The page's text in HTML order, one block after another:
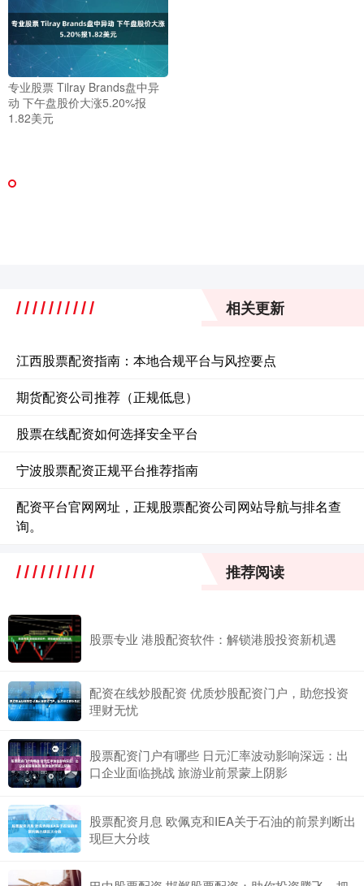
专业股票 Tilray Brands盘中异
动 下午盘股价大涨5.20%报
1.82美元
相关更新
江西股票配资指南：本地合规平台与风控要点
期货配资公司推荐（正规低息）
股票在线配资如何选择安全平台
宁波股票配资正规平台推荐指南
配资平台官网网址，正规股票配资公司网站导航与排名查
询。
推荐阅读
股票专业 港股配资软件：解锁港股投资新机遇
配资在线炒股配资 优质炒股配资门户，助您投资
理财无忧
股票配资门户有哪些 日元汇率波动影响深远：出
口企业面临挑战 旅游业前景蒙上阴影
股票配资月息 欧佩克和IEA关于石油的前景判断出
现巨大分歧